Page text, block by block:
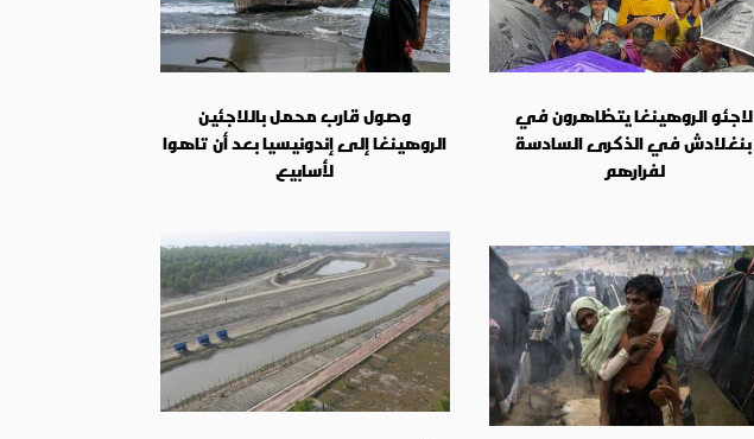
لاجئو الروهينغا يتظاهرون في
بنغلادش في الذكرى السادسة
لفرارهم
وصول قارب محمل باللاجئين
الروهينغا إلى إندونيسيا بعد أن تاهوا
لأسابيع